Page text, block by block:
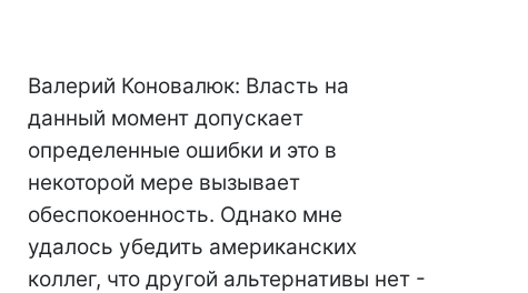
Валерий Коновалюк: Власть на
данный момент допускает
определенные ошибки и это в
некоторой мере вызывает
обеспокоенность. Однако мне
удалось убедить американских
коллег, что другой альтернативы нет -